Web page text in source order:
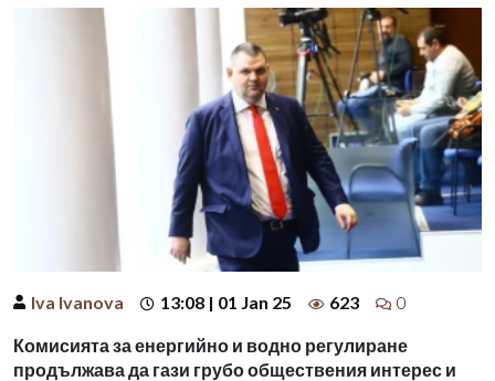
Iva Ivanova 13:08 | 01 Jan 25 623 0
Комисията за енергийно и водно регулиране
продължава да гази грубо обществения интерес и